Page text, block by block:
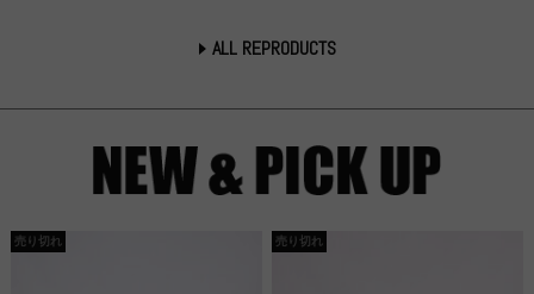
ALL REPRODUCTS
売り切れ 売り切れ